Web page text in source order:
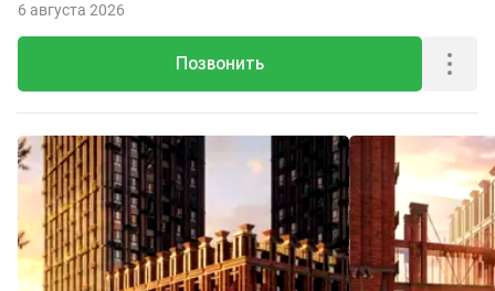
Позвонить
6 августа 2026